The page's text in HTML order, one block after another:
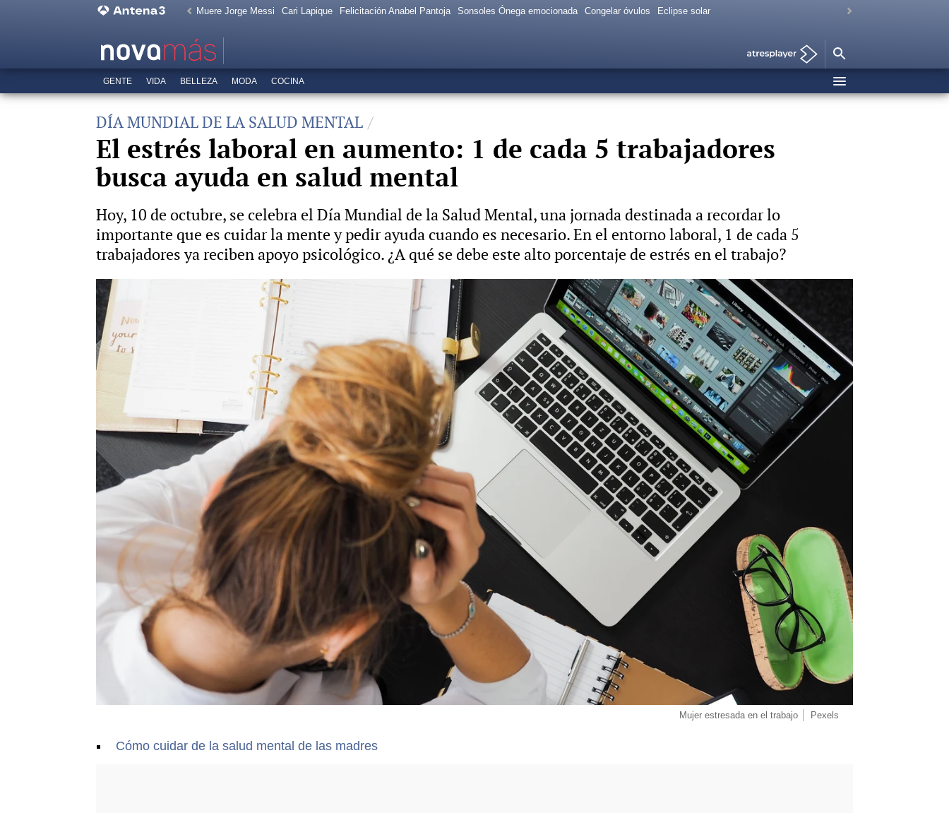
Muere Jorge Messi Cari Lapique Felicitación Anabel Pantoja Sonsoles Ónega emocionada Congelar óvulos Eclipse solar
GENTE VIDA BELLEZA MODA COCINA
DÍA MUNDIAL DE LA SALUD MENTAL
El estrés laboral en aumento: 1 de cada 5 trabajadores
busca ayuda en salud mental
Hoy, 10 de octubre, se celebra el Día Mundial de la Salud Mental, una jornada destinada a recordar lo
importante que es cuidar la mente y pedir ayuda cuando es necesario. En el entorno laboral, 1 de cada 5
trabajadores ya reciben apoyo psicológico. ¿A qué se debe este alto porcentaje de estrés en el trabajo?
Mujer estresada en el trabajo Pexels
Cómo cuidar de la salud mental de las madres